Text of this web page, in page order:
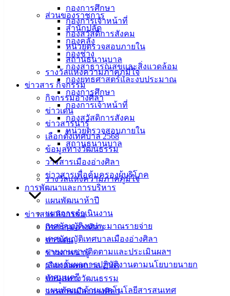
กองการศึกษา
กองการเจ้าหน้าที่
กองสวัสดิการสังคม
หน่วยตรวจสอบภายใน
สถานธนานุบาล
รางวัลแห่งความภาคภูมิใจ
ข่าวสาร กิจกรรม
กิจกรรมอ่างศิลา
ข่าวเด่น
ข่าวสารน่ารู้
เลือกตั้งเทศบาล 2568
ข้อมูลทางวัฒนธรรม
วารสารเมืองอ่างศิลา
ข่าวสารเพื่อคุ้มครองผู้บริโภค
การพัฒนาและการบริหาร
แผนพัฒนาห้าปี
แผนการดำเนินงาน
เทศบัญญัติงบประมาณรายจ่าย
เทศบัญญัติเทศบาลเมืองอ่างศิลา
รายงานการติดตามและประเมินผลฯ
รายงานผลการปฏิบัติงานตามนโยบายนายก
เทศมนตรี
แผนพัฒนาด้านเทคโนโลยีสารสนเทศ
ส่วนของราชการ
สำนักปลัด
กองคลัง
กองช่าง
กองสาธารณสุขและสิ่งแวดล้อม
กองยุทธศาสตร์และงบประมาณ
กองการศึกษา
กองการเจ้าหน้าที่
กองสวัสดิการสังคม
หน่วยตรวจสอบภายใน
สถานธนานุบาล
รางวัลแห่งความภาคภูมิใจ
ข่าวสาร กิจกรรม
กิจกรรมอ่างศิลา
ข่าวเด่น
ข่าวสารน่ารู้
เลือกตั้งเทศบาล 2568
ข้อมูลทางวัฒนธรรม
วารสารเมืองอ่างศิลา
อ.เมือง จ.ชลบุรี
20000
038-
142-100-104
บริการ
ประชาชน
ดาวน์โหลด
แบบ
ฟอร์ม,
เอกสาร
คู่มือ
สำหรับ
ประชาชน/
คู่มือการ
ปฏิบัติ